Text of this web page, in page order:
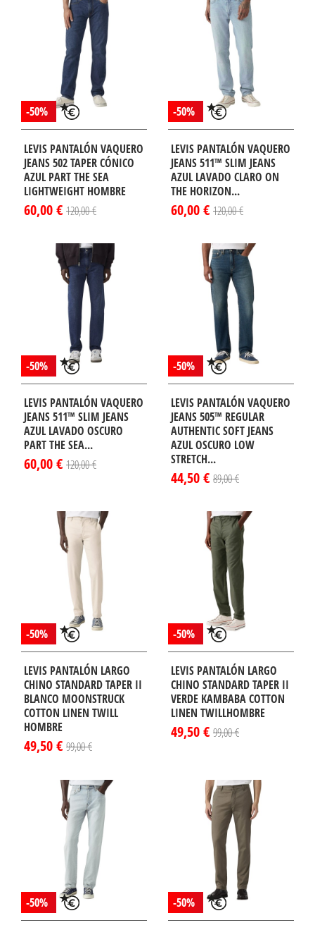
-50%
LEVIS PANTALÓN VAQUERO
JEANS 502 TAPER CÓNICO
AZUL PART THE SEA
LIGHTWEIGHT HOMBRE
60,00 € 120,00 €
-50%
LEVIS PANTALÓN VAQUERO
JEANS 511™ SLIM JEANS
AZUL LAVADO CLARO ON
THE HORIZON...
60,00 € 120,00 €
-50%
LEVIS PANTALÓN VAQUERO
JEANS 511™ SLIM JEANS
AZUL LAVADO OSCURO
PART THE SEA...
60,00 € 120,00 €
-50%
LEVIS PANTALÓN VAQUERO
JEANS 505™ REGULAR
AUTHENTIC SOFT JEANS
AZUL OSCURO LOW
STRETCH...
44,50 € 89,00 €
-50%
LEVIS PANTALÓN LARGO
CHINO STANDARD TAPER II
BLANCO MOONSTRUCK
COTTON LINEN TWILL
HOMBRE
49,50 € 99,00 €
-50%
LEVIS PANTALÓN LARGO
CHINO STANDARD TAPER II
VERDE KAMBABA COTTON
LINEN TWILLHOMBRE
49,50 € 99,00 €
-50% -50%